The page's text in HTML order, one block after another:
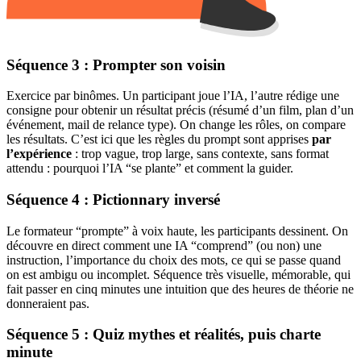
Séquence 3 : Prompter son voisin
Exercice par binômes. Un participant joue l’IA, l’autre rédige une
consigne pour obtenir un résultat précis (résumé d’un film, plan d’un
événement, mail de relance type). On change les rôles, on compare
les résultats. C’est ici que les règles du prompt sont apprises par
l’expérience : trop vague, trop large, sans contexte, sans format
attendu : pourquoi l’IA “se plante” et comment la guider.
Séquence 4 : Pictionnary inversé
Le formateur “prompte” à voix haute, les participants dessinent. On
découvre en direct comment une IA “comprend” (ou non) une
instruction, l’importance du choix des mots, ce qui se passe quand
on est ambigu ou incomplet. Séquence très visuelle, mémorable, qui
fait passer en cinq minutes une intuition que des heures de théorie ne
donneraient pas.
Séquence 5 : Quiz mythes et réalités, puis charte
minute